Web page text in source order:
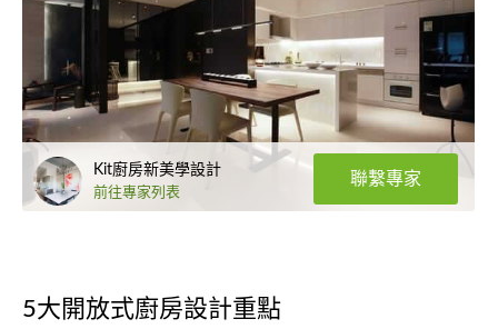
Kit廚房新美學設計
前往專家列表
聯繫專家
5大開放式廚房設計重點